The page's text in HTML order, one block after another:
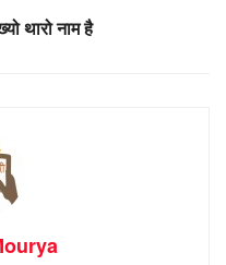
थारो नाम है